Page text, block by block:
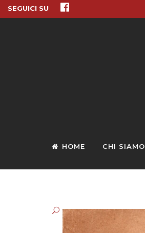
SEGUICI SU
HOME CHI SIAMO